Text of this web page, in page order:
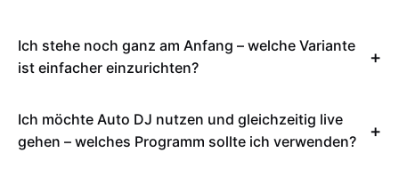
Ich stehe noch ganz am Anfang – welche Variante
ist einfacher einzurichten?
Ich möchte Auto DJ nutzen und gleichzeitig live
gehen – welches Programm sollte ich verwenden?